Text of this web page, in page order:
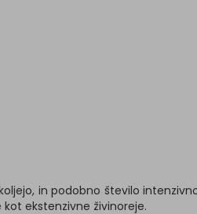
in podobno število
ekstenzivne živinoreje.